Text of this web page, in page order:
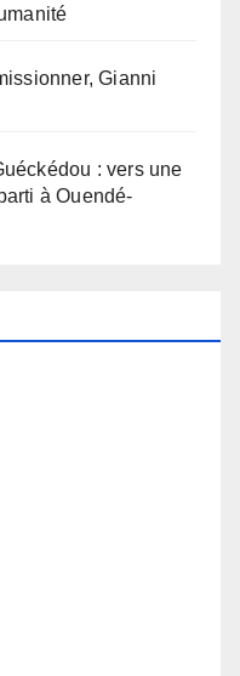
Gianni
: vers une
à Ouendé-